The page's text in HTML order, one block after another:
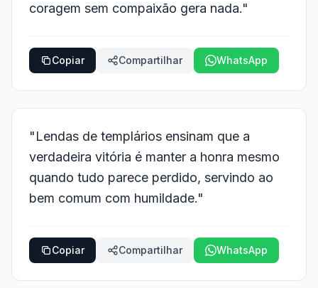
coragem sem compaixão gera nada."
Copiar Compartilhar WhatsApp
"Lendas de templários ensinam que a
verdadeira vitória é manter a honra mesmo
quando tudo parece perdido, servindo ao
bem comum com humildade."
Copiar Compartilhar WhatsApp